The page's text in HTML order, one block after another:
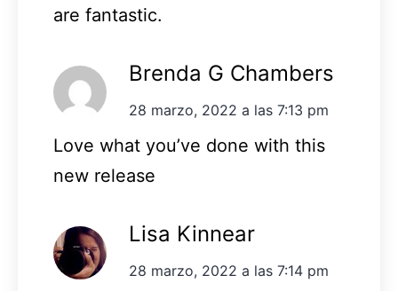
are fantastic.
Brenda G Chambers
28 marzo, 2022 a las 7:13 pm
Love what you’ve done with this
new release
Lisa Kinnear
28 marzo, 2022 a las 7:14 pm